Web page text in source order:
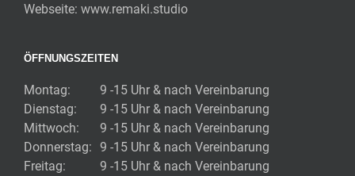
Webseite: www.remaki.studio
ÖFFNUNGSZEITEN
Montag:
Dienstag:
Mittwoch:
Donnerstag:
Freitag:
9 -15 Uhr & nach Vereinbarung
9 -15 Uhr & nach Vereinbarung
9 -15 Uhr & nach Vereinbarung
9 -15 Uhr & nach Vereinbarung
9 -15 Uhr & nach Vereinbarung